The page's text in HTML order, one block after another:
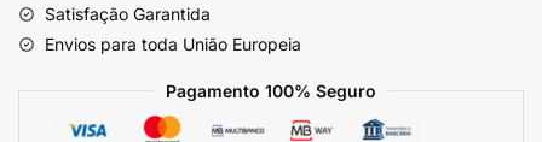
Satisfação Garantida
Envios para toda União Europeia
Pagamento 100% Seguro